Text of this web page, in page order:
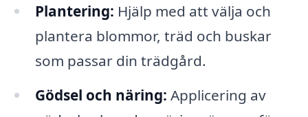
Plantering: Hjälp med att välja och
plantera blommor, träd och buskar
som passar din trädgård.
Gödsel och näring: Applicering av